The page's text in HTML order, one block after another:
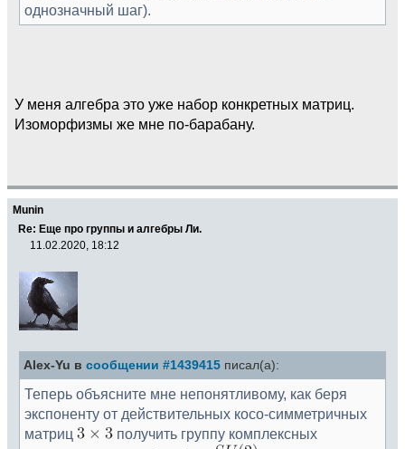
однозначный шаг).
У меня алгебра это уже набор конкретных матриц.
Изоморфизмы же мне по-барабану.
Munin
Re: Еще про группы и алгебры Ли.
11.02.2020, 18:12
Alex-Yu в сообщении #1439415 писал(а):
Теперь объясните мне непонятливому, как беря
экспоненту от действительных косо-симметричных
матриц
получить группу комплексных